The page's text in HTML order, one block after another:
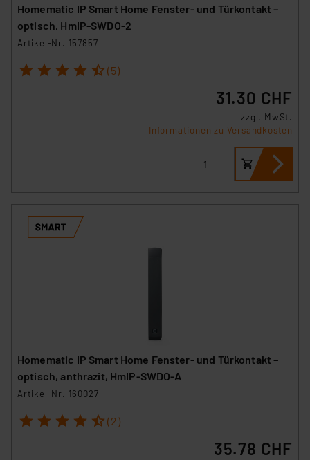
Homematic IP Smart Home Fenster- und Türkontakt –
optisch, HmIP-SWDO-2
Artikel-Nr. 157857
1 2 3 4 5 (5)
31.30 CHF
zzgl. MwSt.
Informationen zu Versandkosten
Homematic IP Smart Home Fenster- und Türkontakt –
optisch, anthrazit, HmIP-SWDO-A
Artikel-Nr. 160027
1 2 3 4 5 (2)
35.78 CHF